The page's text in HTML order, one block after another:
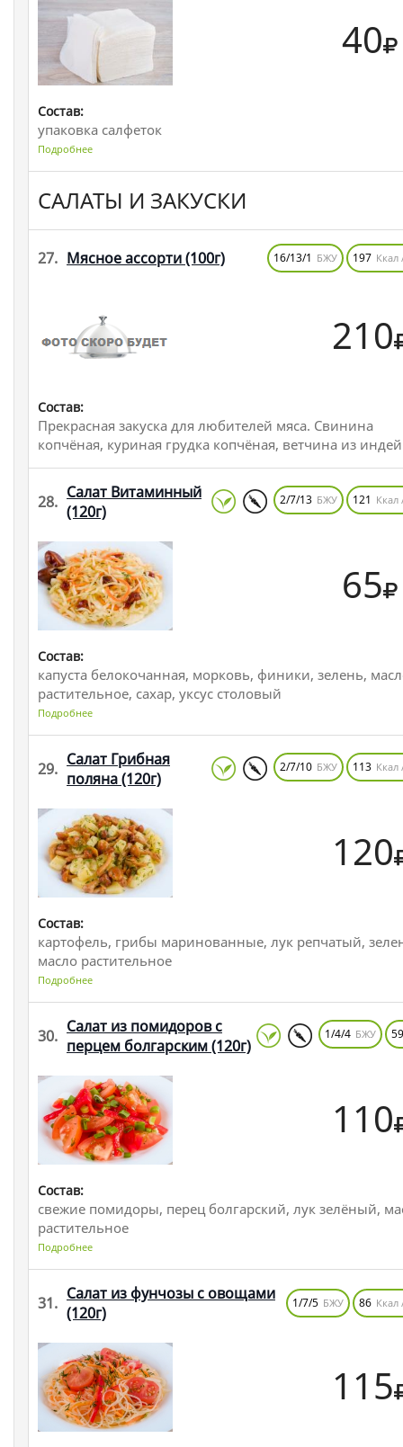
40
Состав:
упаковка салфеток
Подробнее
САЛАТЫ И ЗАКУСКИ
27. Мясное ассорти(100г) 16/13/1 БЖУ 197 Ккал
210
Состав:
Прекрасная закуска для любителей мяса. Свинина
копчёная, куриная грудка копчёная, ветчина из
28. Салат Витаминный
(120г)
2/7/13 БЖУ 121 Ккал
65
Состав:
капуста белокочанная, морковь, финики, зелень,
растительное, сахар, уксус столовый
Подробнее
29. Салат Грибная
поляна(120г)
2/7/10 БЖУ 113 Ккал
120
Состав:
картофель, грибы маринованные, лук репчатый,
масло растительное
Подробнее
30. Салат из помидоров с
перцем болгарским(120г)
1/4/4 БЖУ 59
110
Состав:
свежие помидоры, перец болгарский, лук зелёный,
растительное
Подробнее
31. Салат из фунчозы с овощами
(120г)
1/7/5 БЖУ 86 Ккал
115